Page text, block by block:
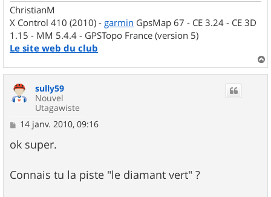
ChristianM
X Control 410 (2010) - garmin GpsMap 67 - CE 3.24 - CE 3D
1.15 - MM 5.4.4 - GPSTopo France (version 5)
Le site web du club
a
sully59
Nouvel
Utagawiste
M
s
s
g
e
14 janv. 2010, 09:16
ok super.
Connais tu la piste "le diamant vert" ?